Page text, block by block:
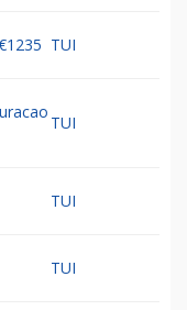
TUI
TUI
TUI
TUI